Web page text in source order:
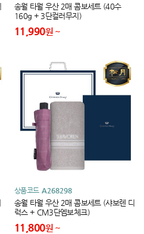
송월 타월 우산 2매 콤보세트 (40수
160g + 3단컬러무지)
11,990원
상품코드 A268298
송월 타월 우산 2매 콤보세트 (샤보렌 디
럭스 + CM3단엠보체크)
11,800원